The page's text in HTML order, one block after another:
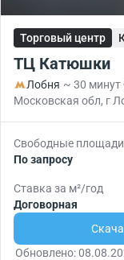
Торговый центр
ТЦ Катюшки
Лобня ~ 30 минут
Московская обл, г
Свободные площади
По запросу
Ставка за м²/год
Договорная
Обновлено: